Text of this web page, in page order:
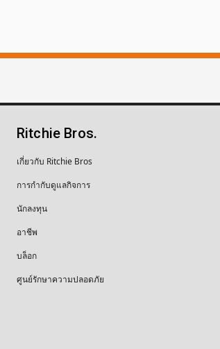
Ritchie Bros.
เกี่ยวกับ Ritchie Bros
การกำกับดูแลกิจการ
นักลงทุน
อาชีพ
บล็อก
ศูนย์รักษาความปลอดภัย